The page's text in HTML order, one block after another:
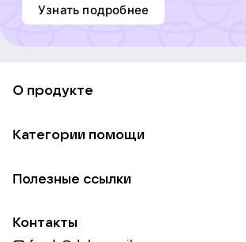
Узнать подробнее
О продукте
Использование материалов
Для НКО
Категории помощи
Пожилым
Полезные ссылки
Контакты